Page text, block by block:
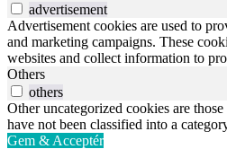
advertisement
Advertisement cookies are used to
and marketing campaigns. These
websites and collect information to
Others
others
Other uncategorized cookies are
have not been classified into a
Gem & Acceptér